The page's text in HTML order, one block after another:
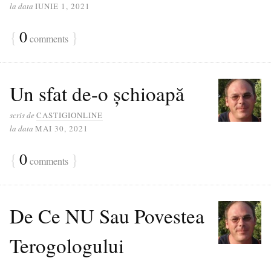
la data IUNIE 1, 2021
{ 0comments }
Un sfat de-o șchioapă
scris de CASTIGIONLINE
la data MAI 30, 2021
{ 0comments }
De Ce NU Sau Povestea
Terogologului